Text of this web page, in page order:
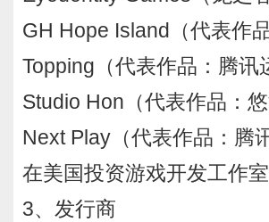
GH Hope Island（代表作
Topping（代表作品：腾
Studio Hon（代表作品：
Next Play（代表作品：腾
在美国投资游戏开发工作
3、发行商